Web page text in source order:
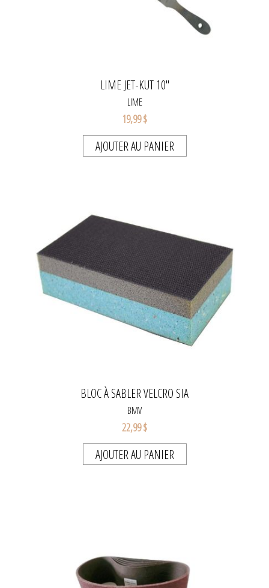
LIME JET-KUT 10"
LIME
19,99 $
AJOUTER AU PANIER
BLOC À SABLER VELCRO SIA
BMV
22,99 $
AJOUTER AU PANIER